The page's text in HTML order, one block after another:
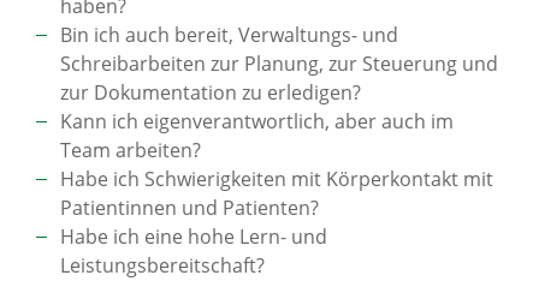
haben?
Bin ich auch bereit, Verwaltungs- und
Schreibarbeiten zur Planung, zur Steuerung und
zur Dokumentation zu erledigen?
Kann ich eigenverantwortlich, aber auch im
Team arbeiten?
Habe ich Schwierigkeiten mit Körperkontakt mit
Patientinnen und Patienten?
Habe ich eine hohe Lern- und
Leistungsbereitschaft?